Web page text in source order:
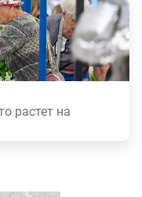
растет на